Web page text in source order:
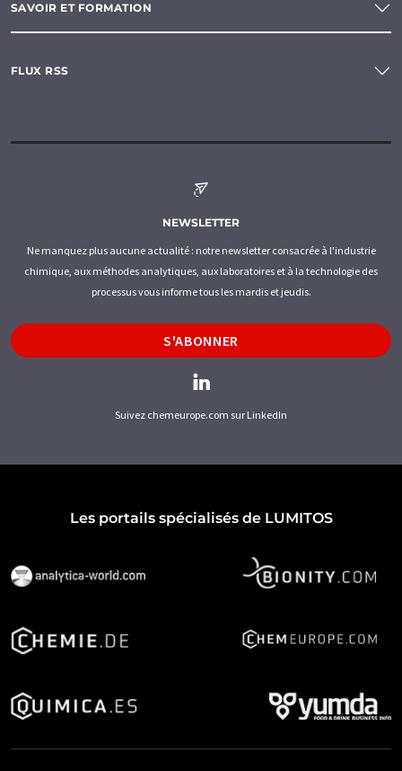
SAVOIR ET FORMATION
FLUX RSS
NEWSLETTER
Ne manquez plus aucune actualité : notre newsletter consacrée à l'industrie
chimique, aux méthodes analytiques, aux laboratoires et à la technologie des
processus vous informe tous les mardis et jeudis.
S'ABONNER
Suivez chemeurope.com sur LinkedIn
Les portails spécialisés de LUMITOS